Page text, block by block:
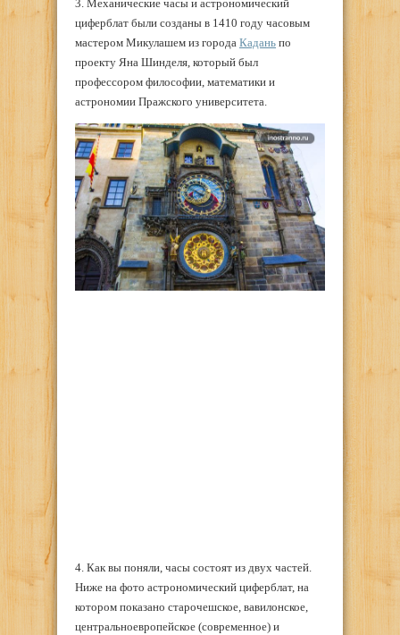
3. Механические часы и астрономический
циферблат были созданы в 1410 году часовым
мастером Микулашем из города Кадань по
проекту Яна Шинделя, который был
профессором философии, математики и
астрономии Пражского университета.
4. Как вы поняли, часы состоят из двух частей.
Ниже на фото астрономический циферблат, на
котором показано старочешское, вавилонское,
центральноевропейское (современное) и